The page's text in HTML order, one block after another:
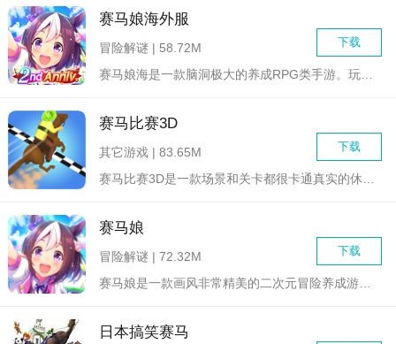
赛马娘海外服
下载
冒险解谜 | 58.72M
赛马比赛3D
下载
其它游戏 | 83.65M
赛马娘
下载
冒险解谜 | 72.32M
日本搞笑赛马